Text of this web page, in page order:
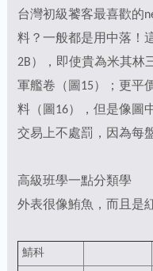
台灣初級饕客最喜歡的
料？一般都是用中落！
2B），即使貴為米其林
軍艦卷（圖15）；更平
料（圖16），但是像圖
交易上不處罰，因為每
高級班學一點分類學
外表很像鮪魚，而且是
鯖科